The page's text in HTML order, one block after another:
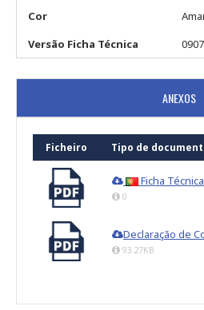
Cor
Versão Ficha Técnica
ANEXOS
Ficheiro Tipo de
Ficha
0
Declaração de
93.27KB